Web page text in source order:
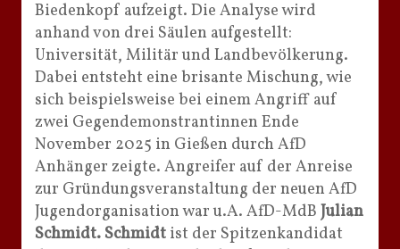
Biedenkopf aufzeigt. Die Analyse wird
anhand von drei Säulen aufgestellt:
Universität, Militär und Landbevölkerung.
Dabei entsteht eine brisante Mischung, wie
sich beispielsweise bei einem Angriff auf
zwei Gegendemonstrantinnen Ende
November 2025 in Gießen durch AfD
Anhänger zeigte. Angreifer auf der Anreise
zur Gründungsveranstaltung der neuen AfD
Jugendorganisation war u.A. AfD-MdB Julian
Schmidt. Schmidt ist der Spitzenkandidat